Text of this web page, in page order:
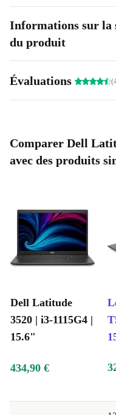
Informations sur la
du produit
Évaluations
Comparer Dell
avec des produits
Dell Latitude
3520 | i3-1115G4 |
15.6"
434,90 €